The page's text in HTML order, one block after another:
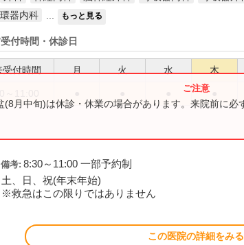
器内科 もっと見る
付時間・休診日
受付時間 月 火 水 木
(8月中旬)は休診・休業の場合があります。来院前に必
備考: 8:30～11:00 一部予約制
土、日、祝(年末年始)
※救急はこの限りではありません
この医院の詳細をみる